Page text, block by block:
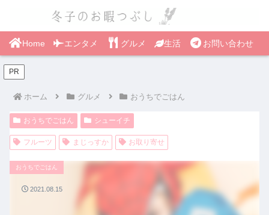
Home エンタメ グルメ 生活 お問い合わせ
PR
ホーム グルメ おうちでごはん
おうちでごはん シューイチ
フルーツ まじっすか お取り寄せ
おうちでごはん
2021.08.15